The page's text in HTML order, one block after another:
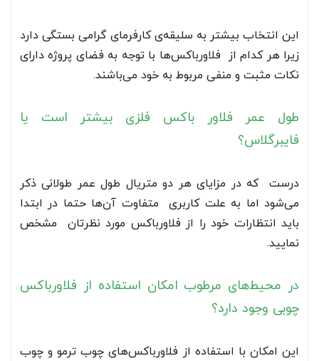
این انتخاب بیشتر به سلیقه‌ی کارفرمای گرامی بستگی دارد
زیرا هر کدام از فلاورباکس‌ها با توجه به فضای پروژه دارای
نکات مثبت و منفی مربوط به خود می‌باشند.
طول عمر فلاور باکس فلزی بیشتر است یا
فایبرگلاس؟
درست که در مزایای هر دو متریال طول عمر طولانی ذکر
می‌شود اما به علت کاربری متفاوت آن‌ها حتما در ابتدا
باید انتظارات خود را از فلاورباکس مورد نظرتان مشخص
نمایید.
در محیط‌های مرطوب امکان استفاده از فلاورباکس
چوبی وجود دارد؟
این امکان با استفاده از فلاورباکس‌های چوب ترمو و چوب